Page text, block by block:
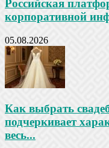
Российская
корпоративной
05.08.2026
Как выбрать
подчеркивает
весь...